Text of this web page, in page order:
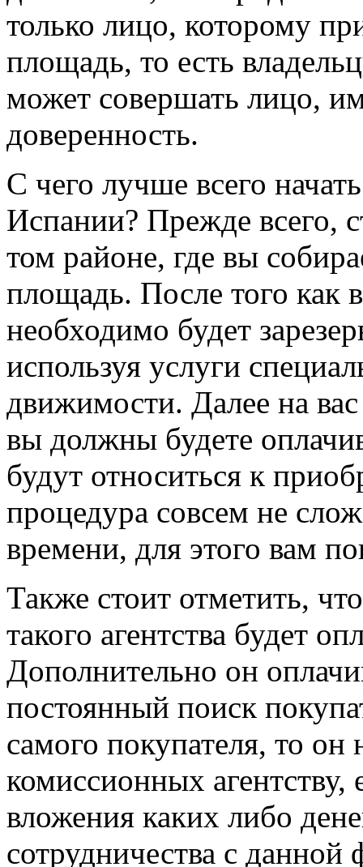
только лицо, которому
площадь, то есть
может совершать лицо,
доверенность.
С чего лучше всего
Испании? Прежде всего,
том районе, где вы
площадь. После того как
необходимо будет
используя услуги
движимости. Далее на вас
вы должны будете
будут относиться к
процедура совсем не
времени, для этого вам
Также стоит отметить,
такого агентства будет
Дополнительно он
постоянный поиск
самого покупателя, то
комиссионных агентству,
вложения каких либо
сотрудничества с